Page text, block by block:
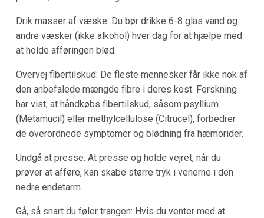
Drik masser af væske: Du bør drikke 6-8 glas vand og
andre væsker (ikke alkohol) hver dag for at hjælpe med
at holde afføringen blød.
Overvej fibertilskud: De fleste mennesker får ikke nok af
den anbefalede mængde fibre i deres kost. Forskning
har vist, at håndkøbs fibertilskud, såsom psyllium
(Metamucil) eller methylcellulose (Citrucel), forbedrer
de overordnede symptomer og blødning fra hæmorider.
Undgå at presse: At presse og holde vejret, når du
prøver at afføre, kan skabe større tryk i venerne i den
nedre endetarm.
Gå, så snart du føler trangen: Hvis du venter med at